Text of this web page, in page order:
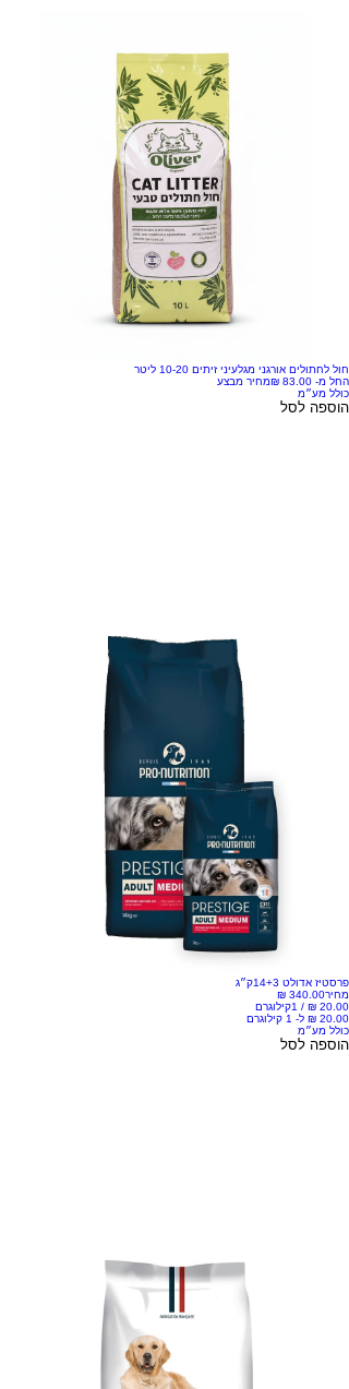
חול לחתולים אורגני מגלעיני זיתים 10-20 ליטר
החל מ-
מחיר מבצע
כולל מע״מ
הוספה לסל
פרסטיז אדולט 14+3ק״ג
מחיר
/ 1קילוגרם
כולל מע״מ
הוספה לסל